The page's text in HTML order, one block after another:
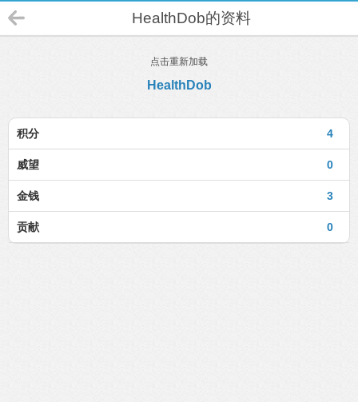
HealthDob的资料
点击重新加载
HealthDob
4
积分
0
威望
3
金钱
0
贡献